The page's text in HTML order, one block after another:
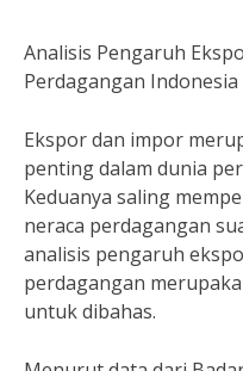
Analisis Pengaruh
Perdagangan Indonesia
Ekspor dan impor
penting dalam dunia
Keduanya saling
neraca perdagangan
analisis pengaruh
perdagangan
untuk dibahas.